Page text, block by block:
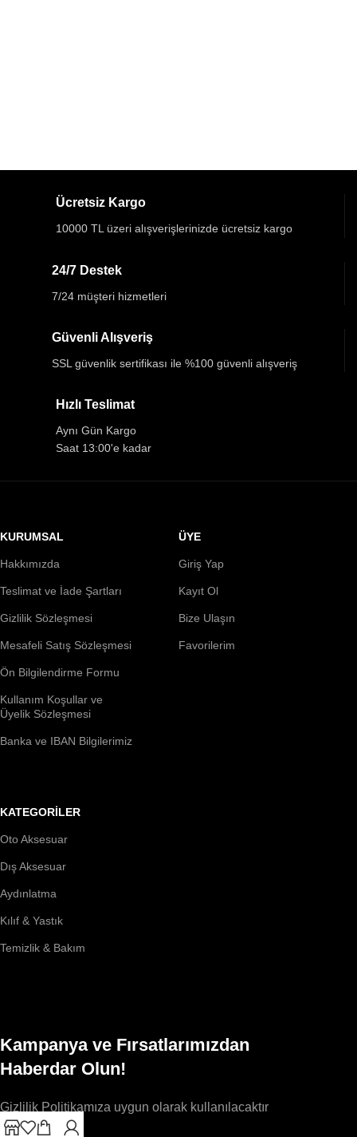
Ücretsiz Kargo
10000 TL üzeri alışverişlerinizde ücretsiz kargo
24/7 Destek
7/24 müşteri hizmetleri
Güvenli Alışveriş
SSL güvenlik sertifikası ile %100 güvenli alışveriş
Hızlı Teslimat
Aynı Gün Kargo
Saat 13:00'e kadar
KURUMSAL
Hakkımızda
Teslimat ve İade Şartları
Gizlilik Sözleşmesi
Mesafeli Satış Sözleşmesi
Ön Bilgilendirme Formu
Kullanım Koşullar ve
Üyelik Sözleşmesi
Banka ve IBAN Bilgilerimiz
ÜYE
Giriş Yap
Kayıt Ol
Bize Ulaşın
Favorilerim
KATEGORİLER
Oto Aksesuar
Dış Aksesuar
Aydınlatma
Kılıf & Yastık
Temizlik & Bakım
Kampanya ve Fırsatlarımızdan
Haberdar Olun!
Gizlilik Politikamıza uygun olarak kullanılacaktır